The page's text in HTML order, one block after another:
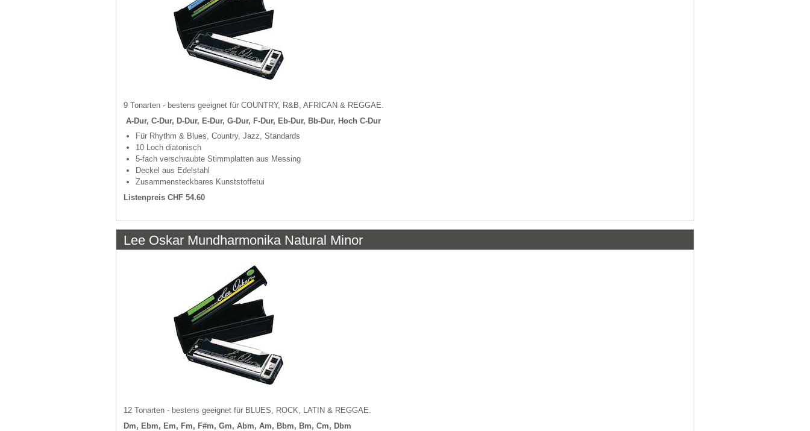
9 Tonarten - bestens geeignet für COUNTRY, R&B, AFRICAN & REGGAE.
A-Dur, C-Dur, D-Dur, E-Dur, G-Dur, F-Dur, Eb-Dur, Bb-Dur, Hoch C-Dur
Für Rhythm & Blues, Country, Jazz, Standards
10 Loch diatonisch
5-fach verschraubte Stimmplatten aus Messing
Deckel aus Edelstahl
Zusammensteckbares Kunststoffetui
Listenpreis CHF 54.60
Lee Oskar Mundharmonika Natural Minor
12 Tonarten - bestens geeignet für BLUES, ROCK, LATIN & REGGAE.
Dm, Ebm, Em, Fm, F#m, Gm, Abm, Am, Bbm, Bm, Cm, Dbm